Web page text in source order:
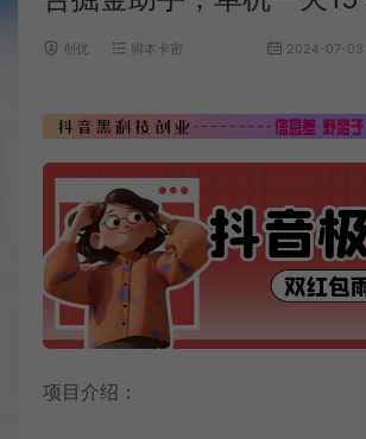
创优 脚本卡密 2024-07-03
项目介绍：